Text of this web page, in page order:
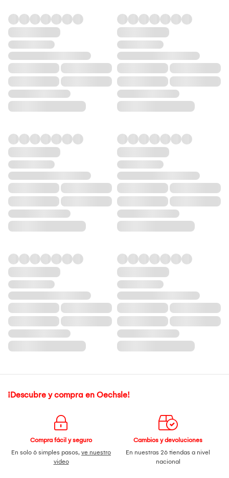
¡Descubre y compra en Oechsle!
Compra fácil y seguro
En solo 6 simples pasos, ve nuestro
video
Cambios y devoluciones
En nuestras 26 tiendas a nivel
nacional